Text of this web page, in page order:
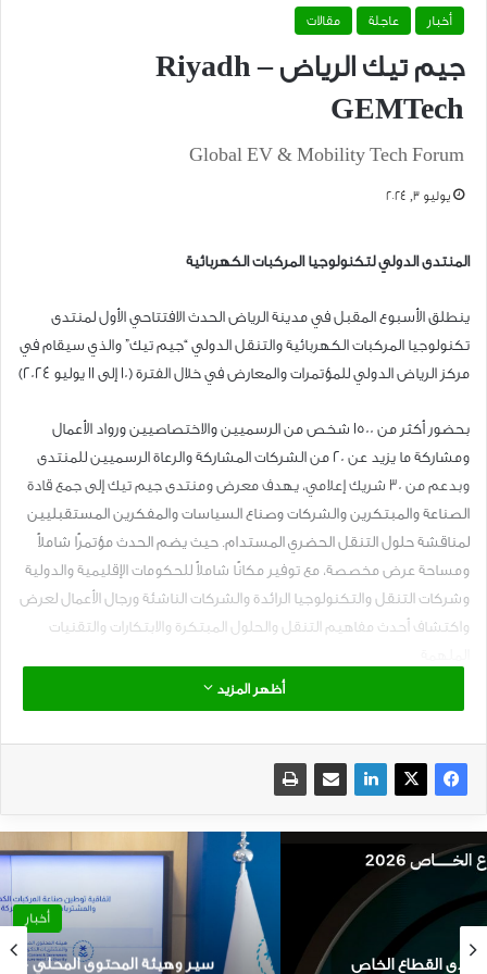
أخبار عاجلة مقالات
جيم تيك الرياض – Riyadh
GEMTech
Global EV & Mobility Tech Forum
يوليو 3, 2024
المنتدى الدولي لتكنولوجيا المركبات الكهربائية
ينطلق الأسبوع المقبل في مدينة الرياض الحدث الافتتاحي الأول لمنتدى
تكنولوجيا المركبات الكهربائية والتنقل الدولي “جيم تيك” والذي سيقام في
مركز الرياض الدولي للمؤتمرات والمعارض في خلال الفترة (١٠ إلى ١١ يوليو ٢٠٢٤)
بحضور أكثر من ١٥٠٠ شخص من الرسميين والاختصاصيين ورواد الأعمال
ومشاركة ما يزيد عن ٢٠ من الشركات المشاركة والرعاة الرسميين للمنتدى
وبدعم من ٣٠ شريك إعلامي، يهدف معرض ومنتدى جيم تيك إلى جمع قادة
الصناعة والمبتكرين والشركات وصناع السياسات والمفكرين المستقبليين
لمناقشة حلول التنقل الحضري المستدام. حيث يضم الحدث مؤتمرًا شاملاً
ومساحة عرض مخصصة، مع توفير مكانًا شاملاً للحكومات الإقليمية والدولية
وشركات التنقل والتكنولوجيا الرائدة والشركات الناشئة ورجال الأعمال لعرض
واكتشاف أحدث مفاهيم التنقل والحلول المبتكرة والابتكارات والتقنيات
ونحن في سعودي ايفيز – كأحد الشركاء الاعلاميين الداعمين لهذا المعرض
الكهربائية وحلول وتقنيات النقل الحضري المستدام بالحضور والمشاركة
الفاعلة حيث سيتوفر للمشاركين الفرصة الاستثنائية لحضور الجلسات
تنفيذيين ومدراء أكبر الشركات والجهات المشاركة في المنتدى، وفرصة
الاطلاع على عدد من العروض التسويقية لعدد من الشركات الناشئة، والتعرف
على آلاف الجهات المعنية العالمية والوطنية المتخصصة في هذا القطاع
أظهر المزيد
أخبار
سير وهيئة المحتوى المحلي – شراكة لتوطين الصناعة